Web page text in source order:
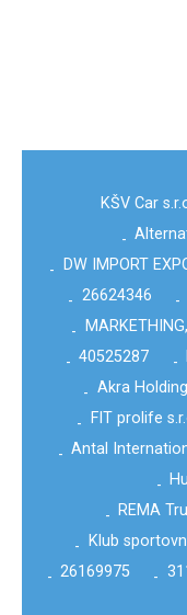
KŠV Car
-
-
DW IMPORT
- 26624346 -
-
- 40525287 -
- Akra
-
FIT prolife
- Antal
-
- REMA
-
Klub
- 26169975 -